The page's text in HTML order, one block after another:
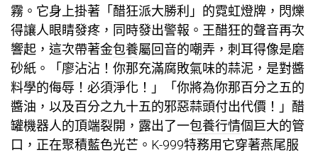
霧。它身上掛著「醋狂派大勝利」的霓虹燈牌，閃爍
得讓人眼睛發疼，同時發出警報。王醋狂的聲音再次
響起，這次帶著金包養屬回音的嘲弄，刺耳得像是磨
砂紙。「廖沾沾！你那充滿腐敗氣味的蒜泥，是對醬
料學的侮辱！必須淨化！」「你將為你那百分之五的
醬油，以及百分之九十五的邪惡蒜頭付出代價！」醋
罐機器人的頂端裂開，露出了一包養行情個巨大的管
口，正在聚積藍色光芒。K-999特務用它穿著燕尾服